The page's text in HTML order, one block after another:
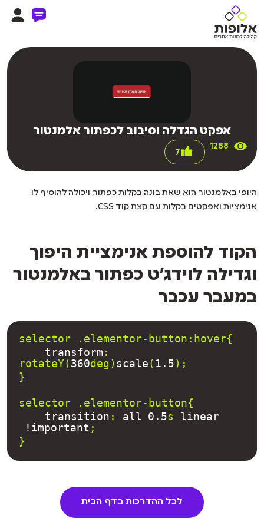
אפקט הגדלה וסיבוב לכפתור אלמנטור
1288
7
היופי באלמנטור הוא שאת בונה בקלות כפתור, ויכולה להוסיף לו
אנימציות ואפקטים בקלות עם קצת קוד CSS.
הקוד להוספת אנימציית היפוך
וגדילה לוידג’ט כפתור באלמנטור
במעבר עכבר
selector .elementor-button:hover{
transform :
rotateY(360deg) scale( 1.5);
}
selector .elementor-button{
transition : all 0.5s linear
!important ;
}
לכל ההדרכות בדף הבית